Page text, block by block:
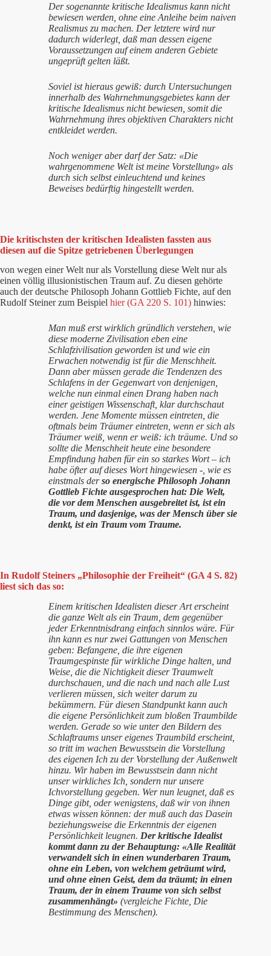
Der sogenannte kritische Idealismus kann nicht
bewiesen werden, ohne eine Anleihe beim naiven
Realismus zu machen. Der letztere wird nur
dadurch widerlegt, daß man dessen eigene
Voraussetzungen auf einem anderen Gebiete
ungeprüft gelten läßt.
Soviel ist hieraus gewiß: durch Untersuchungen
innerhalb des Wahrnehmungsgebietes kann der
kritische Idealismus nicht bewiesen, somit die
Wahrnehmung ihres objektiven Charakters nicht
entkleidet werden.
Noch weniger aber darf der Satz: «Die
wahrgenommene Welt ist meine Vorstellung» als
durch sich selbst einleuchtend und keines
Beweises bedürftig hingestellt werden.
Die kritischsten der kritischen Idealisten fassten aus
diesen auf die Spitze getriebenen Überlegungen
von wegen einer Welt nur als Vorstellung diese Welt nur als
einen völlig illusionistischen Traum auf. Zu diesen gehörte
auch der deutsche Philosoph Johann Gottlieb Fichte, auf den
Rudolf Steiner zum Beispiel hier (GA 220 S. 101) hinwies:
Man muß erst wirklich gründlich verstehen, wie
diese moderne Zivilisation eben eine
Schlafzivilisation geworden ist und wie ein
Erwachen notwendig ist für die Menschheit.
Dann aber müssen gerade die Tendenzen des
Schlafens in der Gegenwart von denjenigen,
welche nun einmal einen Drang haben nach
einer geistigen Wissenschaft, klar durchschaut
werden. Jene Momente müssen eintreten, die
oftmals beim Träumer eintreten, wenn er sich als
Träumer weiß, wenn er weiß: ich träume. Und so
sollte die Menschheit heute eine besondere
Empfindung haben für ein so starkes Wort – ich
habe öfter auf dieses Wort hingewiesen -, wie es
einstmals derso energische Philosoph Johann
Gottlieb Fichte ausgesprochen hat: Die Welt,
die vor dem Menschen ausgebreitet ist, ist ein
Traum, und dasjenige, was der Mensch über sie
denkt, ist ein Traum vom Traume.
In Rudolf Steiners „Philosophie der Freiheit“ (GA 4 S. 82)
liest sich das so:
Einem kritischen Idealisten dieser Art erscheint
die ganze Welt als ein Traum, dem gegenüber
jeder Erkenntnisdrang einfach sinnlos wäre. Für
ihn kann es nur zwei Gattungen von Menschen
geben: Befangene, die ihre eigenen
Traumgespinste für wirkliche Dinge halten, und
Weise, die die Nichtigkeit dieser Traumwelt
durchschauen, und die nach und nach alle Lust
verlieren müssen, sich weiter darum zu
bekümmern. Für diesen Standpunkt kann auch
die eigene Persönlichkeit zum bloßen Traumbilde
werden. Gerade so wie unter den Bildern des
Schlaftraums unser eigenes Traumbild erscheint,
so tritt im wachen Bewusstsein die Vorstellung
des eigenen Ich zu der Vorstellung der Außenwelt
hinzu. Wir haben im Bewusstsein dann nicht
unser wirkliches Ich, sondern nur unsere
Ichvorstellung gegeben. Wer nun leugnet, daß es
Dinge gibt, oder wenigstens, daß wir von ihnen
etwas wissen können: der muß auch das Dasein
beziehungsweise die Erkenntnis der eigenen
Persönlichkeit leugnen. Der kritische Idealist
kommt dann zu der Behauptung: «Alle Realität
verwandelt sich in einen wunderbaren Traum,
ohne ein Leben, von welchem geträumt wird,
und ohne einen Geist, dem da träumt; in einen
Traum, der in einem Traume von sich selbst
zusammenhängt» (vergleiche Fichte, Die
Bestimmung des Menschen).